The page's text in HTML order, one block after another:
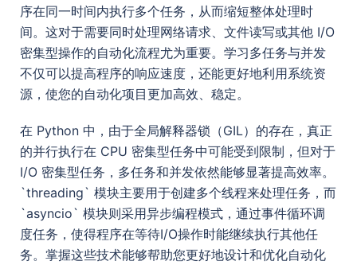
序在同一时间内执行多个任务，从而缩短整体处理时
间。这对于需要同时处理网络请求、文件读写或其他 I/O
密集型操作的自动化流程尤为重要。学习多任务与并发
不仅可以提高程序的响应速度，还能更好地利用系统资
源，使您的自动化项目更加高效、稳定。
在 Python 中，由于全局解释器锁（GIL）的存在，真正
的并行执行在 CPU 密集型任务中可能受到限制，但对于
I/O 密集型任务，多任务和并发依然能够显著提高效率。
`threading` 模块主要用于创建多个线程来处理任务，而
`asyncio` 模块则采用异步编程模式，通过事件循环调
度任务，使得程序在等待I/O操作时能继续执行其他任
务。掌握这些技术能够帮助您更好地设计和优化自动化